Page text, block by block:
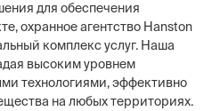
для обеспечения
охранное агентство Hanston
комплекс услуг. Наша
высоким уровнем
технологиями, эффективно
на любых территориях.